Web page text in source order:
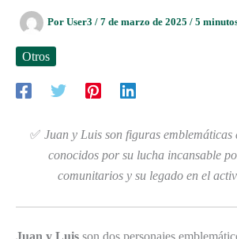
Por User3 / 7 de marzo de 2025 / 5
Otros
✅ Juan y Luis son figuras emblemáticas
conocidos por su lucha incansable
comunitarios y su legado en el
Juan y Luis son dos personajes